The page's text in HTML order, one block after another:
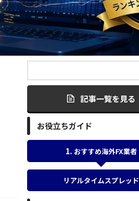
記事一覧を見る
お役立ちガイド
おすすめ海外FX業者
リアルタイムスプレッド